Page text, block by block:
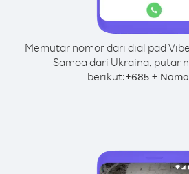
Memutar nomor dari dial pad
Samoa dari Ukraina, putar
berikut:+685 +